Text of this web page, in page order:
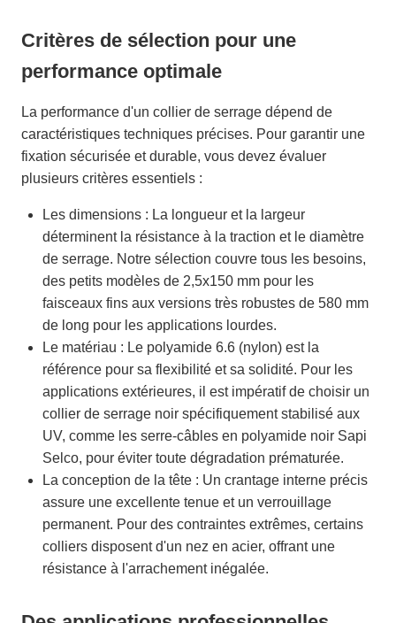
Critères de sélection pour une
performance optimale
La performance d'un collier de serrage dépend de
caractéristiques techniques précises. Pour garantir une
fixation sécurisée et durable, vous devez évaluer
plusieurs critères essentiels :
Les dimensions : La longueur et la largeur
déterminent la résistance à la traction et le diamètre
de serrage. Notre sélection couvre tous les besoins,
des petits modèles de 2,5x150 mm pour les
faisceaux fins aux versions très robustes de 580 mm
de long pour les applications lourdes.
Le matériau : Le polyamide 6.6 (nylon) est la
référence pour sa flexibilité et sa solidité. Pour les
applications extérieures, il est impératif de choisir un
collier de serrage noir spécifiquement stabilisé aux
UV, comme les serre-câbles en polyamide noir Sapi
Selco, pour éviter toute dégradation prématurée.
La conception de la tête : Un crantage interne précis
assure une excellente tenue et un verrouillage
permanent. Pour des contraintes extrêmes, certains
colliers disposent d'un nez en acier, offrant une
résistance à l'arrachement inégalée.